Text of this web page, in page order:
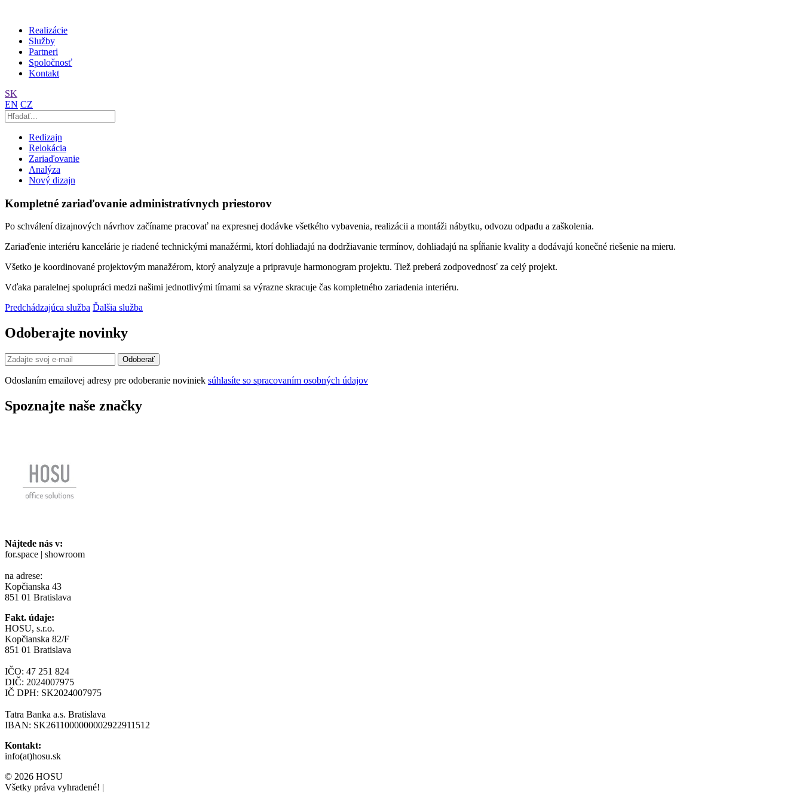
Realizácie
Služby
Partneri
Spoločnosť
Kontakt
SK
EN CZ
Redizajn
Relokácia
Zariaďovanie
Analýza
Nový dizajn
Kompletné zariaďovanie administratívnych priestorov
Po schválení dizajnových návrhov začíname pracovať na expresnej dodávke všetkého vybavenia, realizácii a montáži nábytku, odvozu odpadu a zaškolenia.
Zariaďenie interiéru kancelárie je riadené technickými manažérmi, ktorí dohliadajú na dodržiavanie termínov, dohliadajú na spĺňanie kvality a dodávajú konečné riešenie na mieru.
Všetko je koordinované projektovým manažérom, ktorý analyzuje a pripravuje harmonogram projektu. Tiež preberá zodpovednosť za celý projekt.
Vďaka paralelnej spolupráci medzi našimi jednotlivými tímami sa výrazne skracuje čas kompletného zariadenia interiéru.
Predchádzajúca služba Ďalšia služba
Odoberajte novinky
Odoslaním emailovej adresy pre odoberanie noviniek súhlasíte so spracovaním osobných údajov
Spoznajte naše značky
Nájtede nás v:
for.space | showroom
na adrese:
Kopčianska 43
851 01 Bratislava
Fakt. údaje:
HOSU, s.r.o.
Kopčianska 82/F
851 01 Bratislava
IČO: 47 251 824
DIČ: 2024007975
IČ DPH: SK2024007975
Tatra Banka a.s. Bratislava
IBAN: SK2611000000002922911512
Kontakt:
info(at)hosu.sk
© 2026 HOSU
Všetky práva vyhradené! |